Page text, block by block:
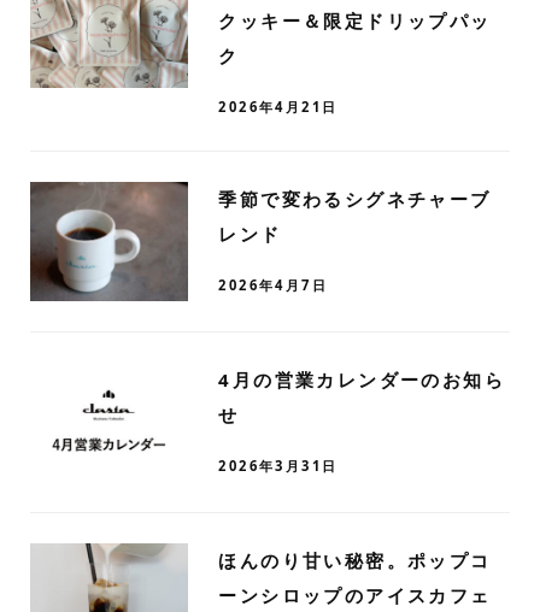
クッキー＆限定ドリップパッ
ク
2026年4月21日
季節で変わるシグネチャーブ
レンド
2026年4月7日
4月の営業カレンダーのお知ら
せ
2026年3月31日
ほんのり甘い秘密。ポップコ
ーンシロップのアイスカフェ